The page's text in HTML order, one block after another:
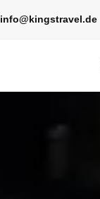
info@kingstravel.de